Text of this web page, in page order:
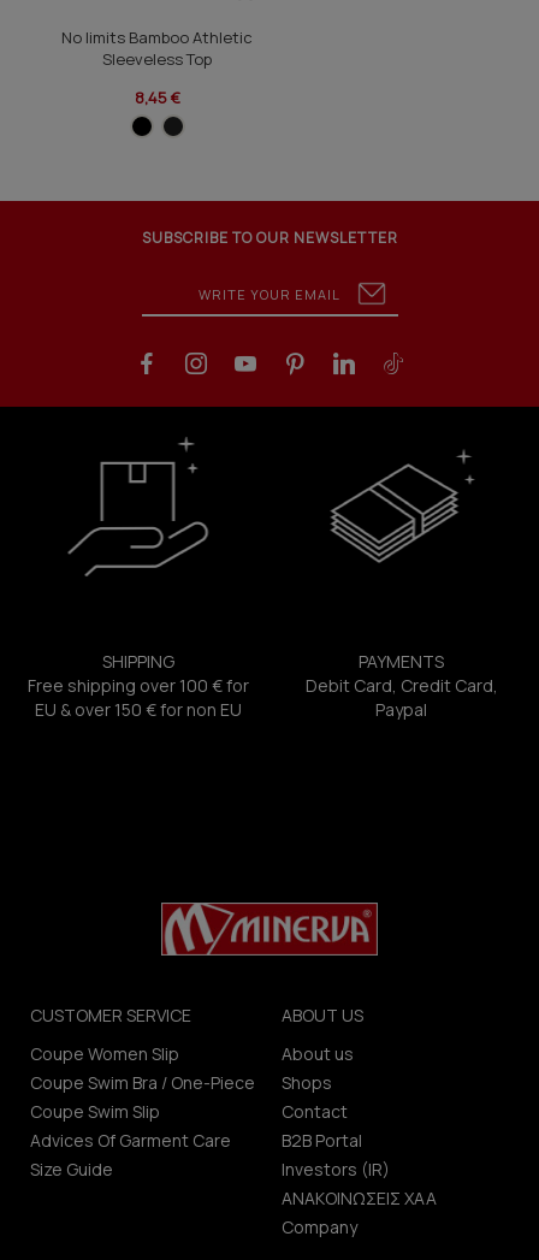
No limits Bamboo Athletic
Sleeveless Top
8,45 €
SUBSCRIBE TO OUR NEWSLETTER
SHIPPING
Free shipping over 100 € for
EU & over 150 € for non EU
PAYMENTS
Debit Card, Credit Card,
Paypal
CUSTOMER SERVICE
Coupe Women Slip
Coupe Swim Bra / One-Piece
Coupe Swim Slip
Advices Of Garment Care
Size Guide
ABOUT US
About us
Shops
Contact
B2B Portal
Investors (IR)
ΑΝΑΚΟΙΝΩΣΕΙΣ ΧΑΑ
Company